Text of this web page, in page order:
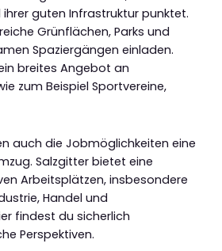
guten Infrastruktur punktet.
Grünflächen, Parks und
Spaziergängen einladen.
breites Angebot an
zum Beispiel Sportvereine,
auch die Jobmöglichkeiten eine
Salzgitter bietet eine
Arbeitsplätzen, insbesondere
Handel und
findest du sicherlich
Perspektiven.